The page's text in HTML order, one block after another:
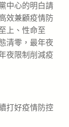
中心的明白請
效兼顧疫情防
上、性命至
清零，最年夜
夜限制削減疫
打好疫情防控